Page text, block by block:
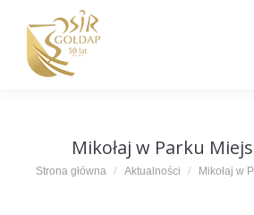
Mikołaj w Parku
Jesteś tutaj:
Strona główna Aktualności Mikołaj w